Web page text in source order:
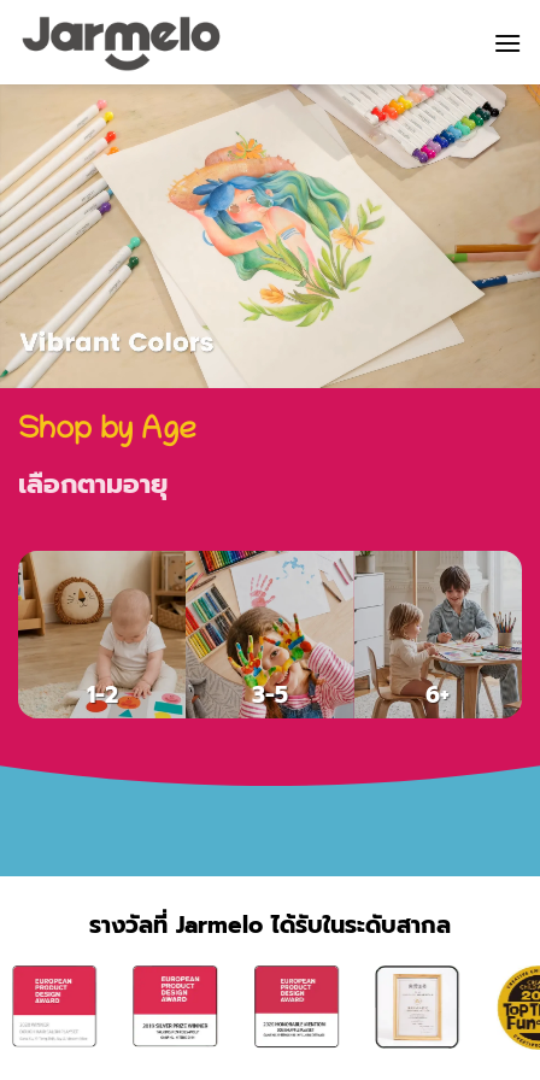
ของ
เล่น
เสริม
พัฒนาการ
เด็ก
Jarmelo
Thailand
Shop by Age
เลือกตามอายุ
1-2 3-5 6+
รางวัลที่ Jarmelo ได้รับในระดับสากล